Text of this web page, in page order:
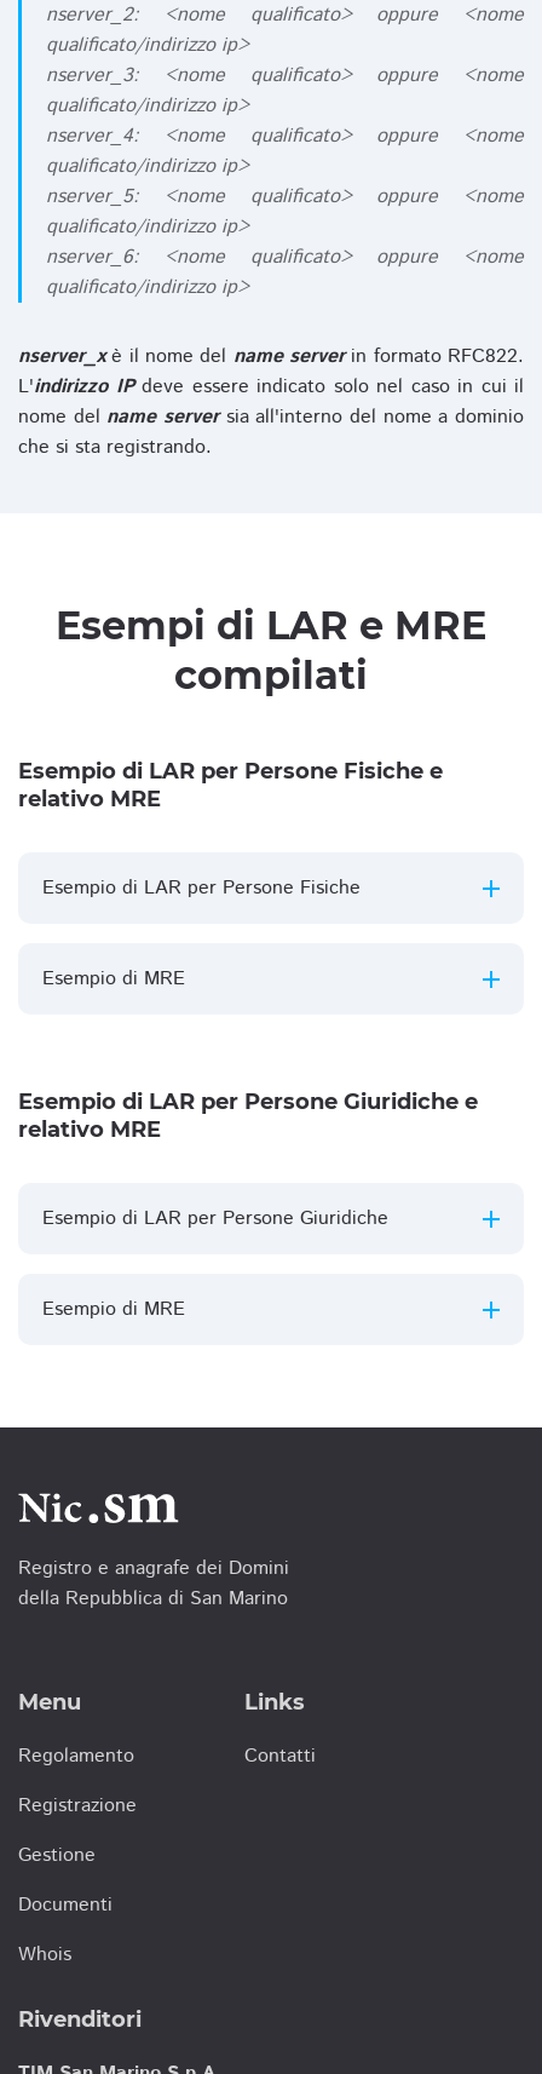
nserver_2: <nome qualificato> oppure <nome
qualificato/indirizzo ip>
nserver_3: <nome qualificato> oppure <nome
qualificato/indirizzo ip>
nserver_4: <nome qualificato> oppure <nome
qualificato/indirizzo ip>
nserver_5: <nome qualificato> oppure <nome
qualificato/indirizzo ip>
nserver_6: <nome qualificato> oppure <nome
qualificato/indirizzo ip>
nserver_xè il nome del name serverin formato RFC822.
L'indirizzo IPdeve essere indicato solo nel caso in cui il
nome del name serversia all'interno del nome a dominio
che si sta registrando.
Esempi di LAR e MRE
compilati
Esempio di LAR per Persone Fisiche e
relativo MRE
Esempio di LAR per Persone Fisiche
Esempio di MRE
Esempio di LAR per Persone Giuridiche e
relativo MRE
Esempio di LAR per Persone Giuridiche
Esempio di MRE
Registro e anagrafe dei Domini
della Repubblica di San Marino
Menu
Regolamento
Registrazione
Gestione
Documenti
Whois
Links
Contatti
Rivenditori